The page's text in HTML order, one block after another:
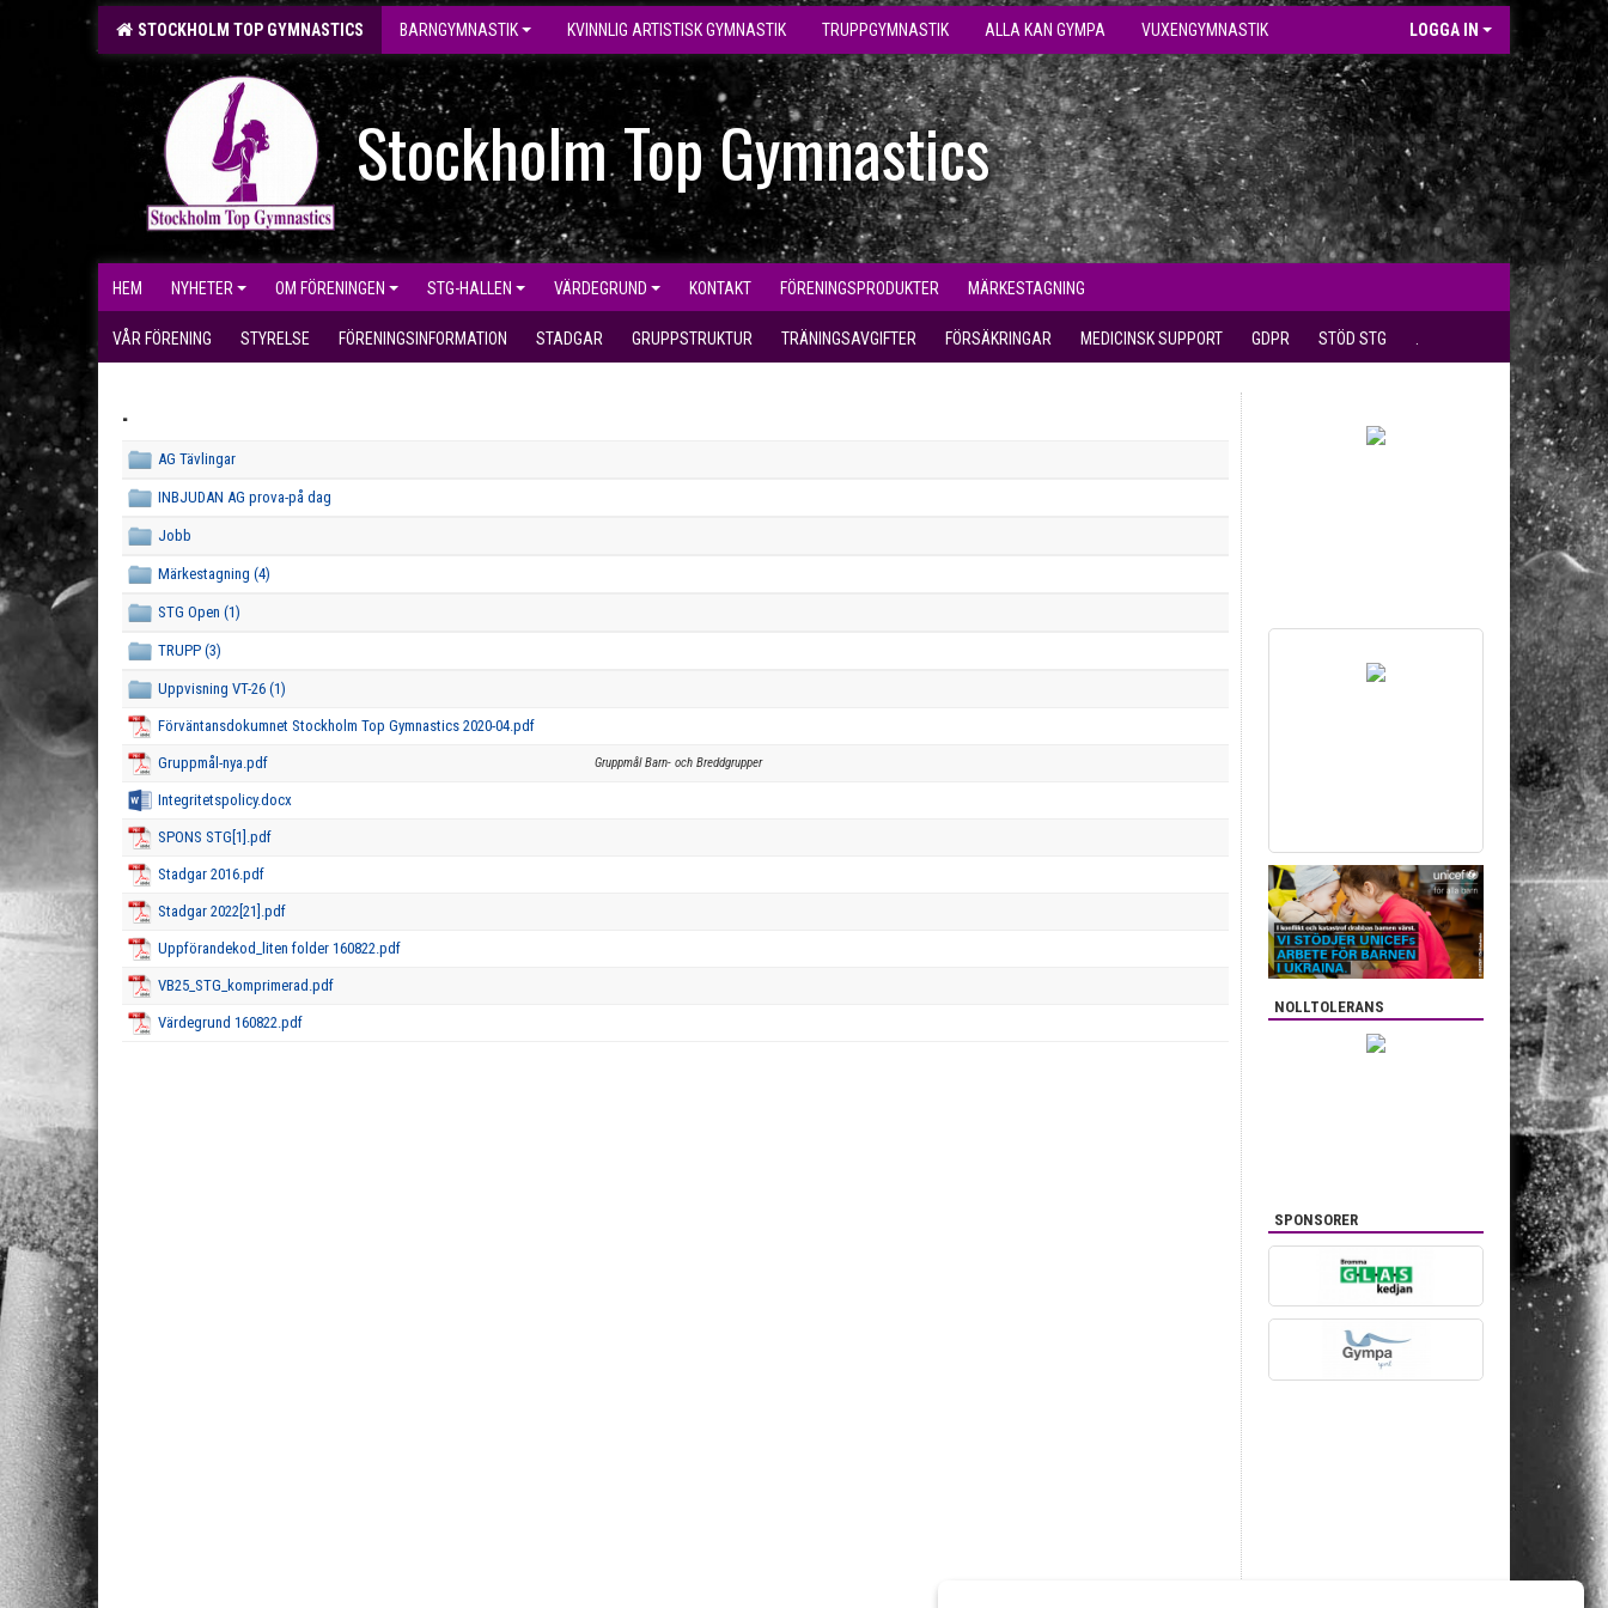
STOCKHOLM TOP GYMNASTICS BARNGYMNASTIK KVINNLIG ARTISTISK GYMNASTIK TRUPPGYMNASTIK ALLA KAN GYMPA VUXENGYMNASTIK LOGGA IN
Stockholm Top Gymnastics
HEM NYHETER OM FÖRENINGEN STG-HALLEN VÄRDEGRUND KONTAKT FÖRENINGSPRODUKTER MÄRKESTAGNING
VÅR FÖRENING STYRELSE FÖRENINGSINFORMATION STADGAR GRUPPSTRUKTUR TRÄNINGSAVGIFTER FÖRSÄKRINGAR MEDICINSK SUPPORT GDPR STÖD STG
.
AG Tävlingar
INBJUDAN AG prova-på dag
Jobb
Märkestagning (4)
STG Open (1)
TRUPP (3)
Uppvisning VT-26 (1)
Förväntansdokumnet Stockholm Top Gymnastics 2020-04.pdf
Gruppmål-nya.pdf Gruppmål Barn- och Breddgrupper
Integritetspolicy.docx
SPONS STG[1].pdf
Stadgar 2016.pdf
Stadgar 2022[21].pdf
Uppförandekod_liten folder 160822.pdf
VB25_STG_komprimerad.pdf
Värdegrund 160822.pdf
NOLLTOLERANS
SPONSORER